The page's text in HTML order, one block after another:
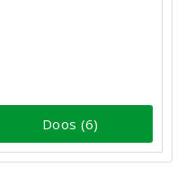
Doos (6)